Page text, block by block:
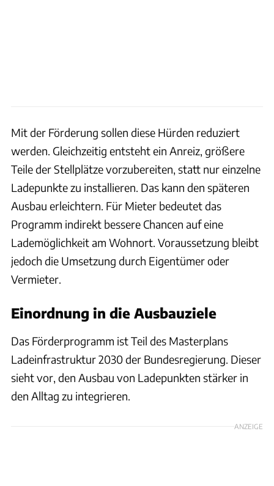
Mit der Förderung sollen diese Hürden reduziert
werden. Gleichzeitig entsteht ein Anreiz, größere
Teile der Stellplätze vorzubereiten, statt nur einzelne
Ladepunkte zu installieren. Das kann den späteren
Ausbau erleichtern. Für Mieter bedeutet das
Programm indirekt bessere Chancen auf eine
Lademöglichkeit am Wohnort. Voraussetzung bleibt
jedoch die Umsetzung durch Eigentümer oder
Vermieter.
Einordnung in die Ausbauziele
Das Förderprogramm ist Teil des Masterplans
Ladeinfrastruktur 2030 der Bundesregierung. Dieser
sieht vor, den Ausbau von Ladepunkten stärker in
den Alltag zu integrieren.
ANZEIGE